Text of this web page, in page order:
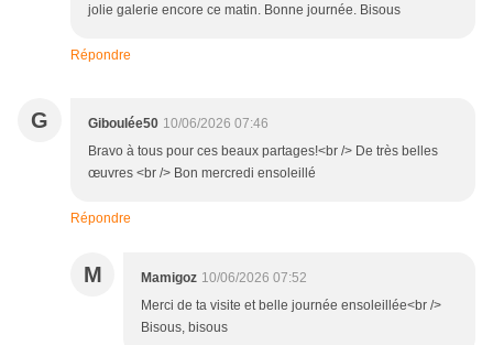
jolie galerie encore ce matin. Bonne journée. Bisous
Répondre
G Giboulée50 10/06/2026 07:46
Bravo à tous pour ces beaux partages!<br /> De très belles
œuvres <br /> Bon mercredi ensoleillé
Répondre
M Mamigoz 10/06/2026 07:52
Merci de ta visite et belle journée ensoleillée<br />
Bisous, bisous